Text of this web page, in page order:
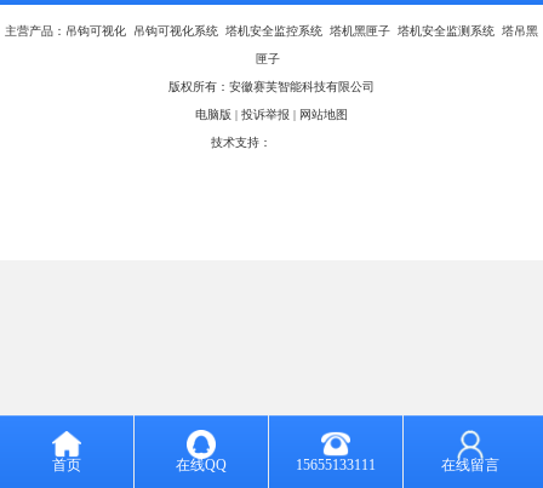
主营产品：吊钩可视化 吊钩可视化系统 塔机安全监控系统 塔机黑匣子 塔机安全监测系统 塔吊黑
匣子
版权所有：安徽赛芙智能科技有限公司
电脑版 投诉举报 网站地图
技术支持：
首页 在线QQ 15655133111 在线留言